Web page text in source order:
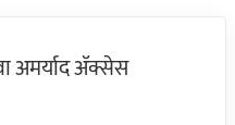
अमर्याद ॲक्सेस